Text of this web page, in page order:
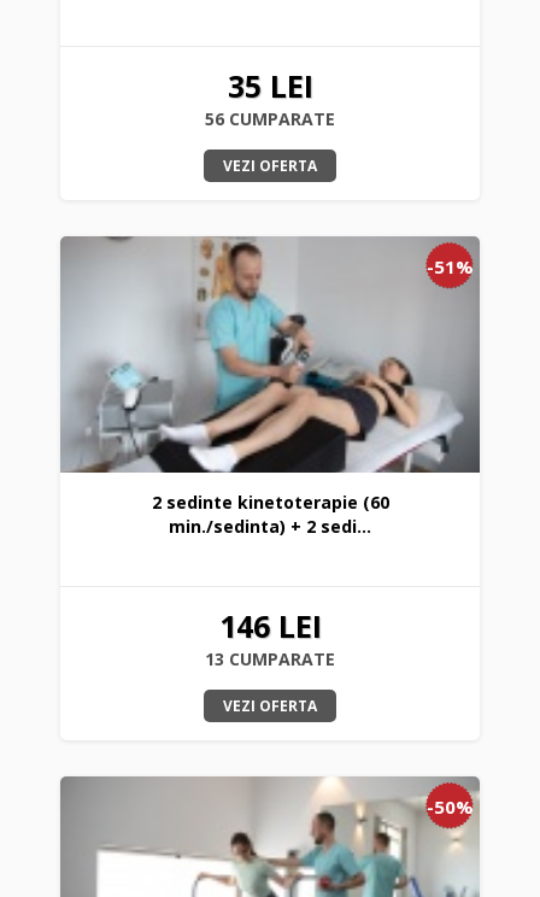
35 LEI
56 CUMPARATE
VEZI OFERTA
-51%
2 sedinte kinetoterapie (60
min./sedinta) + 2 sedi...
146 LEI
13 CUMPARATE
VEZI OFERTA
-50%